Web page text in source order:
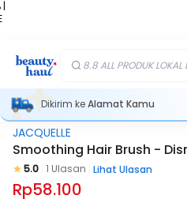
|
8.8 ALL PRODUK
Dikirim keAlamat Kamu
JACQUELLE
Smoothing Hair Brush -
5.0 1 Ulasan Lihat Ulasan
Rp58.100